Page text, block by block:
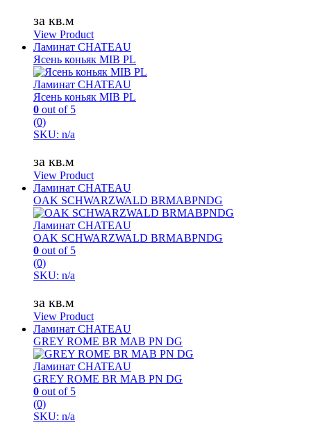
за кв.м
View Product
Ламинат CHATEAU
Ясень коньяк MIB PL
Ламинат CHATEAU
Ясень коньяк MIB PL
0 out of 5
(0)
SKU: n/a
за кв.м
View Product
Ламинат CHATEAU
OAK SCHWARZWALD BRMABPNDG
Ламинат CHATEAU
OAK SCHWARZWALD BRMABPNDG
0 out of 5
(0)
SKU: n/a
за кв.м
View Product
Ламинат CHATEAU
GREY ROME BR MAB PN DG
Ламинат CHATEAU
GREY ROME BR MAB PN DG
0 out of 5
(0)
SKU: n/a